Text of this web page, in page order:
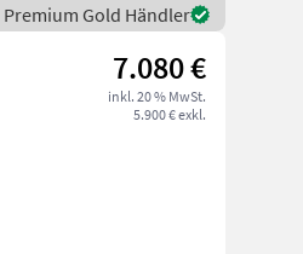
Premium Gold Händler
7.080 €
inkl. 20 % MwSt.
5.900 € exkl.